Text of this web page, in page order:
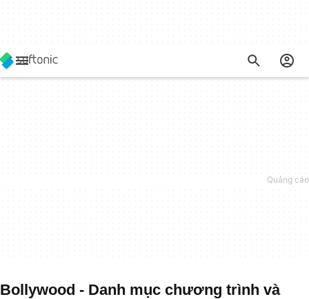
Bollywood - Danh mục chương trình và